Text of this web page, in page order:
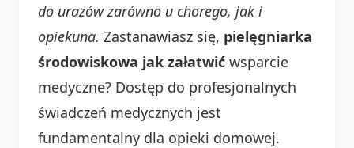
do urazów zarówno u chorego, jak i
opiekuna. Zastanawiasz się, pielęgniarka
środowiskowa jak załatwić wsparcie
medyczne? Dostęp do profesjonalnych
świadczeń medycznych jest
fundamentalny dla opieki domowej.